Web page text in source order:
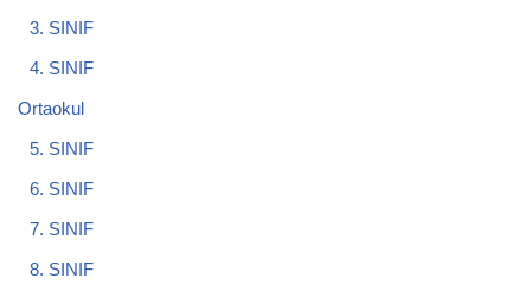
3. SINIF
4. SINIF
Ortaokul
5. SINIF
6. SINIF
7. SINIF
8. SINIF